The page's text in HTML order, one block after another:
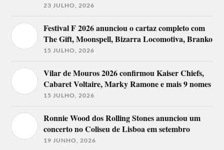
23 JULHO, 2026
Festival F 2026 anunciou o cartaz completo com
The Gift, Moonspell, Bizarra Locomotiva, Branko
15 JULHO, 2026
Vilar de Mouros 2026 confirmou Kaiser Chiefs,
Cabaret Voltaire, Marky Ramone e mais 9 nomes
15 JULHO, 2026
Ronnie Wood dos Rolling Stones anunciou um
concerto no Coliseu de Lisboa em setembro
19 JUNHO, 2026